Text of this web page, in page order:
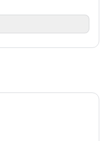
다가 실패했고, 대기업
했지만 낙방했다. 사
기업 승진에서 누락
던 것은 대부분 실패했
굴의 의지가 있는 사